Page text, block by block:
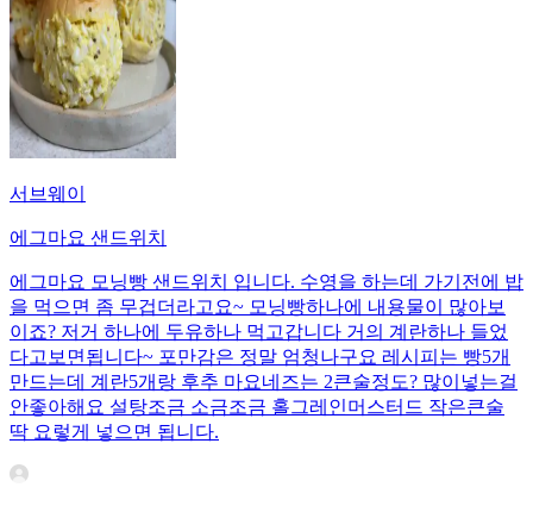
서브웨이
에그마요 샌드위치
에그마요 모닝빵 샌드위치 입니다. 수영을 하는데 가기전에 밥
을 먹으면 좀 무겁더라고요~ 모닝빵하나에 내용물이 많아보
이죠? 저거 하나에 두유하나 먹고갑니다 거의 계란하나 들었
다고보면됩니다~ 포만감은 정말 엄청나구요 레시피는 빵5개
만드는데 계란5개랑 후추 마요네즈는 2큰술정도? 많이넣는걸
안좋아해요 설탕조금 소금조금 홀그레인머스터드 작은큰술
딱 요렇게 넣으면 됩니다.